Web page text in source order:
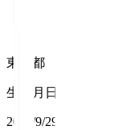
東京都
生年月日
2003/9/29